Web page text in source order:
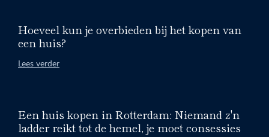
Hoeveel kun je overbieden bij het kopen van
een huis?
Lees verder
Een huis kopen in Rotterdam: Niemand z'n
ladder reikt tot de hemel, je moet consessies